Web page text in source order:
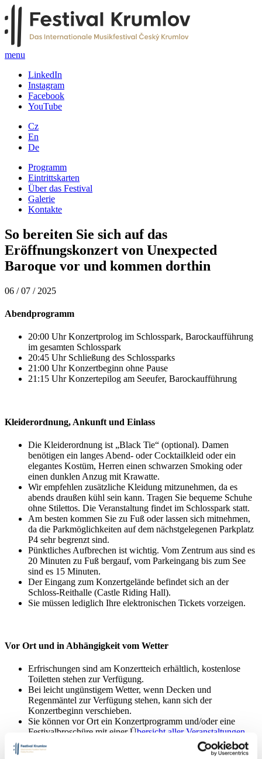
menu
LinkedIn
Instagram
Facebook
YouTube
Cz
En
De
Programm
Eintrittskarten
Über das Festival
Galerie
Kontakte
So bereiten Sie sich auf das
Eröffnungskonzert von Unexpected
Baroque vor und kommen dorthin
06 / 07 / 2025
Abendprogramm
20:00 Uhr Konzertprolog im Schlosspark, Barockaufführung
im gesamten Schlosspark
20:45 Uhr Schließung des Schlossparks
21:00 Uhr Konzertbeginn ohne Pause
21:15 Uhr Konzertepilog am Seeufer, Barockaufführung
Kleiderordnung, Ankunft und Einlass
Die Kleiderordnung ist „Black Tie“ (optional). Damen
benötigen ein langes Abend- oder Cocktailkleid oder ein
elegantes Kostüm, Herren einen schwarzen Smoking oder
einen dunklen Anzug mit Krawatte.
Wir empfehlen zusätzliche Kleidung mitzunehmen, da es
abends draußen kühl sein kann. Tragen Sie bequeme Schuhe
ohne Stilettos. Die Veranstaltung findet im Schlosspark statt.
Am besten kommen Sie zu Fuß oder lassen sich mitnehmen,
da die Parkmöglichkeiten auf dem nächstgelegenen Parkplatz
P4 sehr begrenzt sind.
Pünktliches Aufbrechen ist wichtig. Vom Zentrum aus sind es
20 Minuten zu Fuß bergauf, vom Parkeingang bis zum See
sind es 15 Minuten.
Der Eingang zum Konzertgelände befindet sich an der
Schloss-Reithalle (Castle Riding Hall).
Sie müssen lediglich Ihre elektronischen Tickets vorzeigen.
Vor Ort und in Abhängigkeit vom Wetter
Erfrischungen sind am Konzertteich erhältlich, kostenlose
Toiletten stehen zur Verfügung.
Bei leicht ungünstigem Wetter, wenn Decken und
Regenmäntel zur Verfügung stehen, kann sich der
Konzertbeginn verschieben.
Sie können vor Ort ein Konzertprogramm und/oder eine
Festivalbroschüre mit einer Übersicht aller Veranstaltungen
des 34. Jahrgangs
erwerben und so einen guten Zweck
unterstützen – die Kunstgrundschulen.